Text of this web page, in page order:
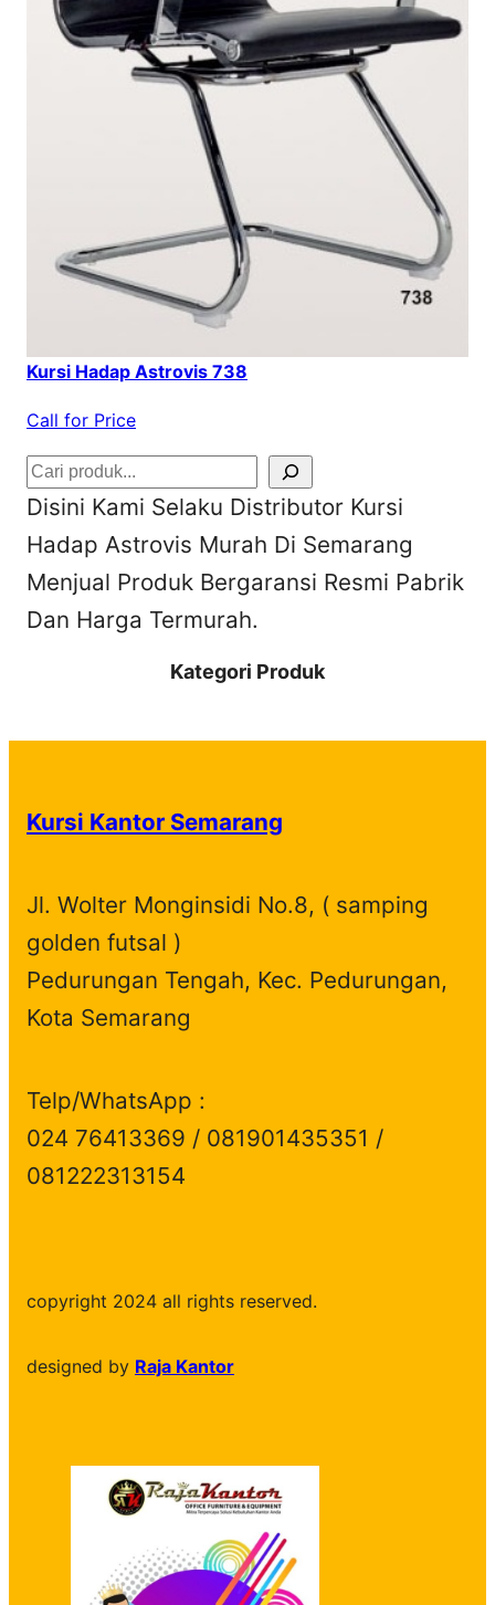
Kursi Hadap Astrovis 738
Call for Price
S
e
a
r
c
Disini Kami Selaku Distributor Kursi
Hadap Astrovis Murah Di Semarang
Menjual Produk Bergaransi Resmi Pabrik
Dan Harga Termurah.
Kategori Produk
Kursi Kantor Semarang
Jl. Wolter Monginsidi No.8, ( samping
golden futsal )
Pedurungan Tengah, Kec. Pedurungan,
Kota Semarang
Telp/WhatsApp :
024 76413369 / 081901435351 /
081222313154
copyright 2024 all rights reserved.
designed by Raja Kantor